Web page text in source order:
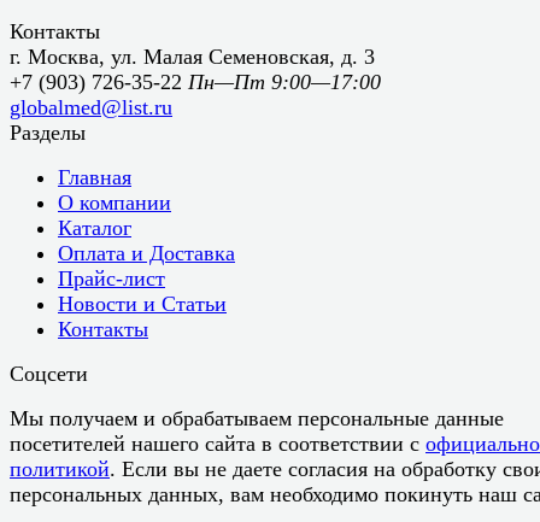
Контакты
г. Москва, ул. Малая Семеновская, д. 3
+7 (903) 726-35-22 Пн—Пт 9:00—17:00
globalmed@list.ru
Разделы
Главная
О компании
Каталог
Оплата и Доставка
Прайс-лист
Новости и Статьи
Контакты
Соцсети
Мы получаем и обрабатываем персональные данные
посетителей нашего сайта в соответствии с
политикой. Если вы не даете согласия на обработку
персональных данных, вам необходимо покинуть наш